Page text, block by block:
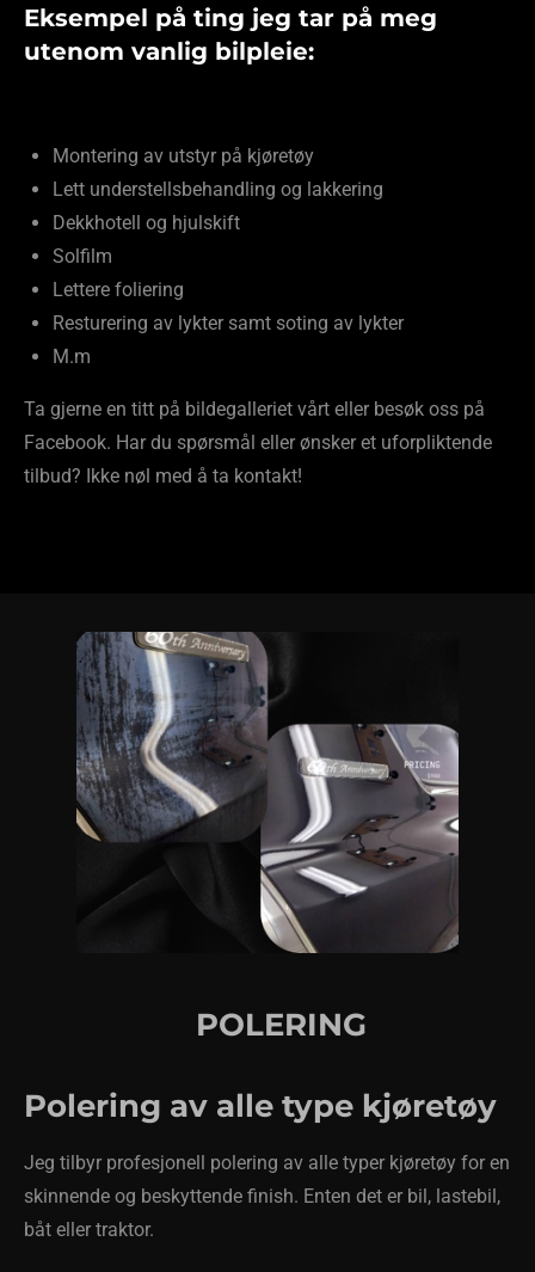
Eksempel på ting jeg tar på meg
utenom vanlig bilpleie:
Montering av utstyr på kjøretøy
Lett understellsbehandling og lakkering
Dekkhotell og hjulskift
Solfilm
Lettere foliering
Resturering av lykter samt soting av lykter
M.m
Ta gjerne en titt på bildegalleriet vårt eller besøk oss på
Facebook. Har du spørsmål eller ønsker et uforpliktende
tilbud? Ikke nøl med å ta kontakt!
POLERING
Polering av alle type kjøretøy
Jeg tilbyr profesjonell polering av alle typer kjøretøy for en
skinnende og beskyttende finish. Enten det er bil, lastebil,
båt eller traktor.